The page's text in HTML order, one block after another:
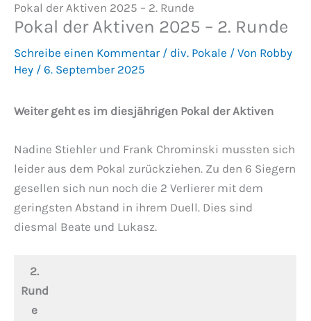
Pokal der Aktiven 2025 – 2. Runde
Pokal der Aktiven 2025 – 2. Runde
Schreibe einen Kommentar / div. Pokale / Von Robby
Hey / 6. September 2025
Weiter geht es im diesjährigen Pokal der Aktiven
Nadine Stiehler und Frank Chrominski mussten sich
leider aus dem Pokal zurückziehen. Zu den 6 Siegern
gesellen sich nun noch die 2 Verlierer mit dem
geringsten Abstand in ihrem Duell. Dies sind
diesmal Beate und Lukasz.
2.
Rund
e